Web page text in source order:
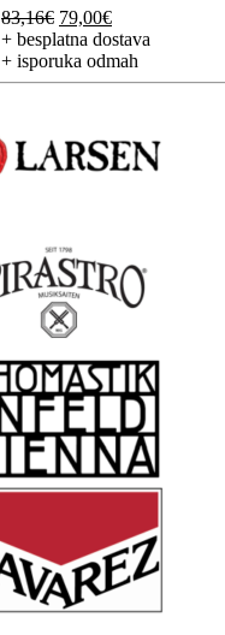
83,16€ Izvorna
cijena
bila
je:
79,00€Trenutna
cijena
je:
79,00€.
+ besplatna dostava
+ isporuka odmah